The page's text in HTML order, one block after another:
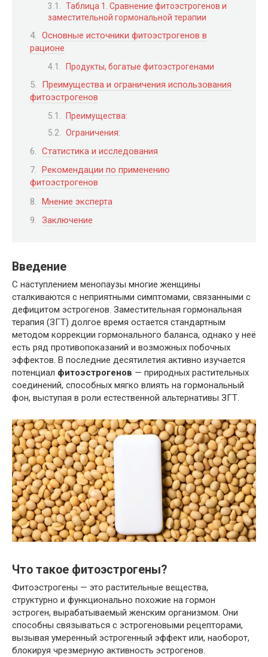
Таблица 1. Сравнение фитоэстрогенов и
заместительной гормональной терапии
Основные источники фитоэстрогенов в
рационе
Продукты, богатые фитоэстрогенами
Преимущества и ограничения использования
фитоэстрогенов
Преимущества:
Ограничения:
Статистика и исследования
Рекомендации по применению
фитоэстрогенов
Мнение эксперта
Заключение
Введение
С наступлением менопаузы многие женщины
сталкиваются с неприятными симптомами, связанными с
дефицитом эстрогенов. Заместительная гормональная
терапия (ЗГТ) долгое время остается стандартным
методом коррекции гормонального баланса, однако у неё
есть ряд противопоказаний и возможных побочных
эффектов. В последние десятилетия активно изучается
потенциал фитоэстрогенов — природных растительных
соединений, способных мягко влиять на гормональный
фон, выступая в роли естественной альтернативы ЗГТ.
Что такое фитоэстрогены?
Фитоэстрогены — это растительные вещества,
структурно и функционально похожие на гормон
эстроген, вырабатываемый женским организмом. Они
способны связываться с эстрогеновыми рецепторами,
вызывая умеренный эстрогенный эффект или, наоборот,
блокируя чрезмерную активность эстрогенов.